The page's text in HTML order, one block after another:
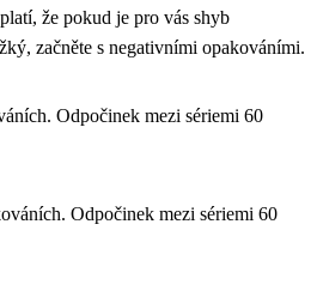
že pokud je pro vás shyb
začněte s negativními opakováními.
Odpočinek mezi sériemi 60
Odpočinek mezi sériemi 60